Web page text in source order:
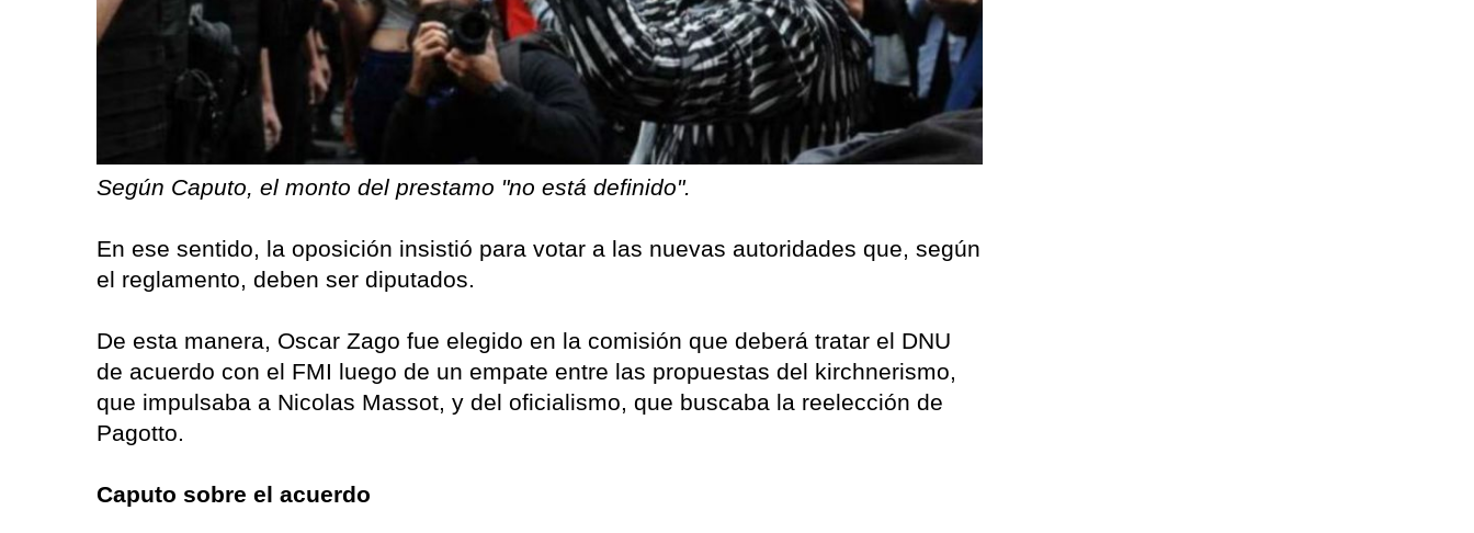
Según Caputo, el monto del prestamo "no está definido".
En ese sentido, la oposición insistió para votar a las nuevas autoridades que, según
el reglamento, deben ser diputados.
De esta manera, Oscar Zago fue elegido en la comisión que deberá tratar el DNU
de acuerdo con el FMI luego de un empate entre las propuestas del kirchnerismo,
que impulsaba a Nicolas Massot, y del oficialismo, que buscaba la reelección de
Pagotto.
Caputo sobre el acuerdo